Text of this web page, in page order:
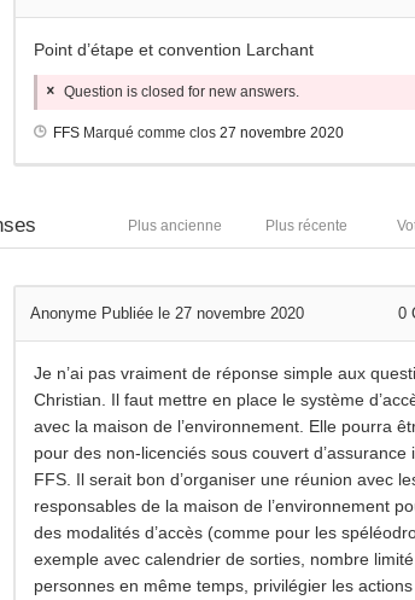
Point d’étape et convention Larchant
Question is closed for new answers.
FFS Marqué comme clos 27 novembre 2020
Plus récente
Plus ancienne
Anonyme Publiée le 27 novembre 2020 0
Je n’ai pas vraiment de réponse simple aux
Christian. Il faut mettre en place le système
avec la maison de l’environnement. Elle pourra
pour des non-licenciés sous couvert d’assurance
FFS. Il serait bon d’organiser une réunion avec
responsables de la maison de l’environnement
des modalités d’accès (comme pour les
exemple avec calendrier de sorties, nombre
personnes en même temps, privilégier les actions